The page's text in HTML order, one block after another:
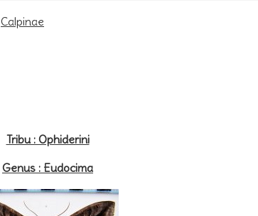
Calpinae
Tribu : Ophiderini
Genus : Eudocima